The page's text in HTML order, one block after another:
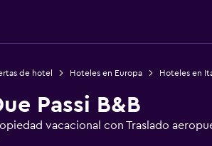
de hotel Hoteles en Europa Hoteles en
Passi B&B
vacacional con Traslado